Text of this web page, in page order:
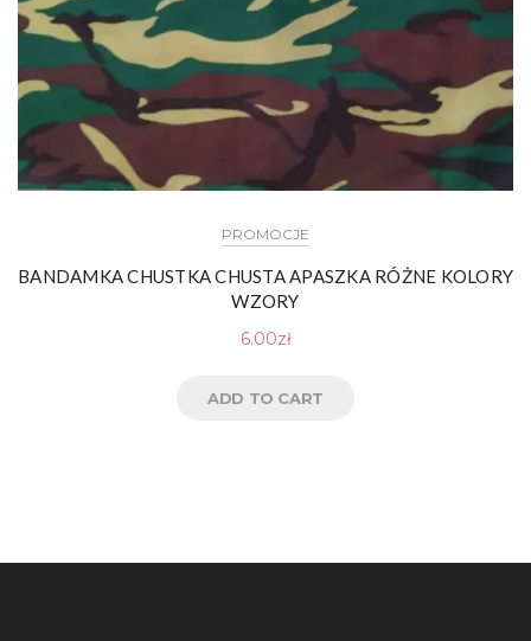
PROMOCJE
BANDAMKA CHUSTKA CHUSTA APASZKA RÓŻNE KOLORY
WZORY
6.00zł
ADD TO CART